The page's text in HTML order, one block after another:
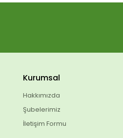
Kurumsal
Hakkımızda
Şubelerimiz
İletişim Formu